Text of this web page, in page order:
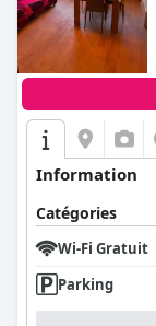
Information
Catégories
Wi-Fi Gratuit
Parking